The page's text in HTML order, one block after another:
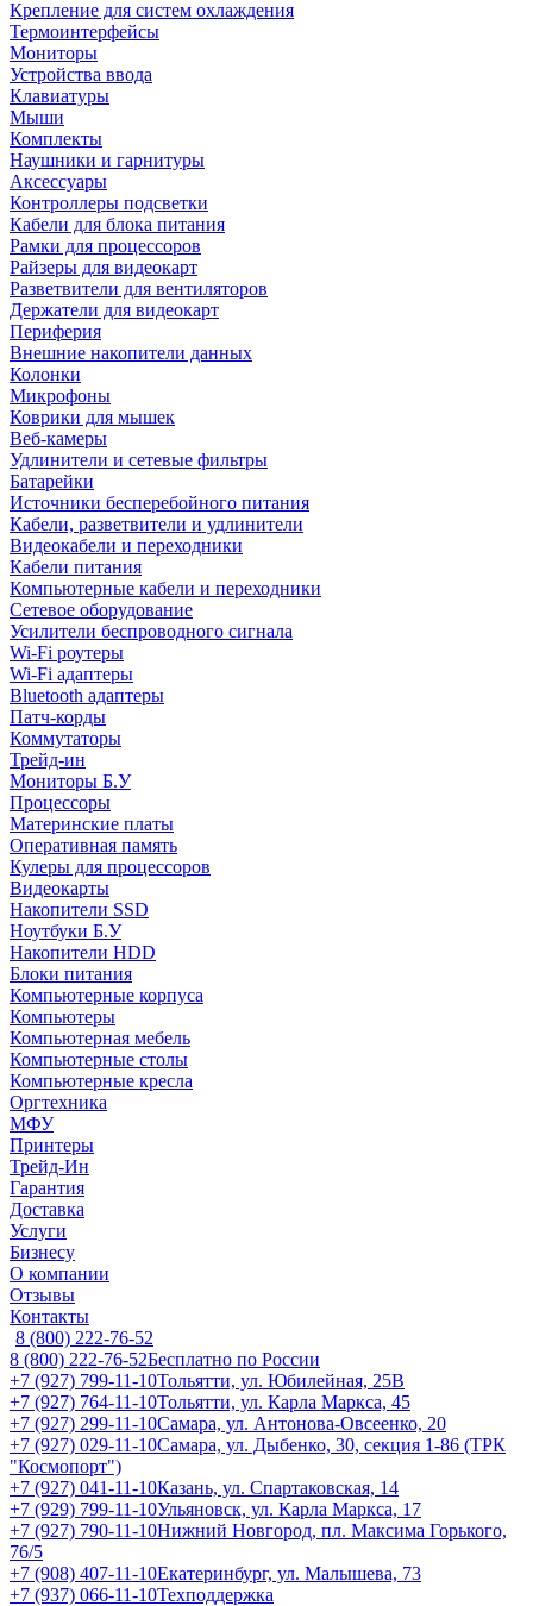
Крепление для систем охлаждения
Термоинтерфейсы
Мониторы
Устройства ввода
Клавиатуры
Мыши
Комплекты
Наушники и гарнитуры
Аксессуары
Контроллеры подсветки
Кабели для блока питания
Рамки для процессоров
Райзеры для видеокарт
Разветвители для вентиляторов
Держатели для видеокарт
Периферия
Внешние накопители данных
Колонки
Микрофоны
Коврики для мышек
Веб-камеры
Удлинители и сетевые фильтры
Батарейки
Источники бесперебойного питания
Кабели, разветвители и удлинители
Видеокабели и переходники
Кабели питания
Компьютерные кабели и переходники
Сетевое оборудование
Усилители беспроводного сигнала
Wi-Fi роутеры
Wi-Fi адаптеры
Bluetooth адаптеры
Патч-корды
Коммутаторы
Трейд-ин
Мониторы Б.У
Процессоры
Материнские платы
Оперативная память
Кулеры для процессоров
Видеокарты
Накопители SSD
Ноутбуки Б.У
Накопители HDD
Блоки питания
Компьютерные корпуса
Компьютеры
Компьютерная мебель
Компьютерные столы
Компьютерные кресла
Оргтехника
МФУ
Принтеры
Трейд-Ин
Гарантия
Доставка
Услуги
Бизнесу
О компании
Отзывы
Контакты
8 (800) 222-76-52
8 (800) 222-76-52Бесплатно по России
+7 (927) 799-11-10Тольятти, ул. Юбилейная, 25В
+7 (927) 764-11-10Тольятти, ул. Карла Маркса, 45
+7 (927) 299-11-10Самара, ул. Антонова-Овсеенко, 20
+7 (927) 029-11-10Самара, ул. Дыбенко, 30, секция 1-86 (ТРК
"Космопорт")
+7 (927) 041-11-10Казань, ул. Спартаковская, 14
+7 (929) 799-11-10Ульяновск, ул. Карла Маркса, 17
+7 (927) 790-11-10Нижний Новгород, пл. Максима Горького,
76/5
+7 (908) 407-11-10Екатеринбург, ул. Малышева, 73
+7 (937) 066-11-10Техподдержка